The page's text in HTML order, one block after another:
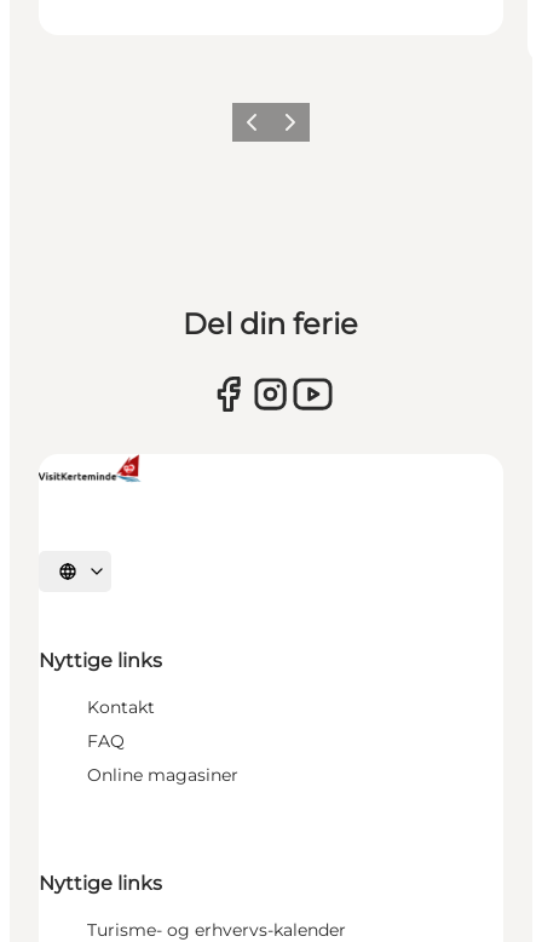
ForrigeNæste
Del din ferie
Vælg sprog
Nyttige links
Kontakt
FAQ
Online magasiner
Nyttige links
Turisme- og erhvervs-kalender